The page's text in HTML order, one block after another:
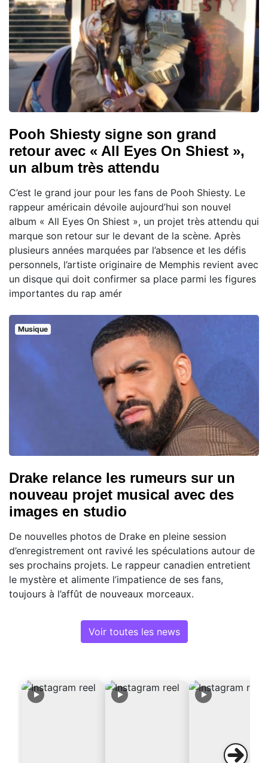
Pooh Shiesty signe son grand
retour avec « All Eyes On Shiest »,
un album très attendu
C’est le grand jour pour les fans de Pooh Shiesty. Le
rappeur américain dévoile aujourd’hui son nouvel
album « All Eyes On Shiest », un projet très attendu qui
marque son retour sur le devant de la scène. Après
plusieurs années marquées par l’absence et les défis
personnels, l’artiste originaire de Memphis revient avec
un disque qui doit confirmer sa place parmi les figures
importantes du rap amér
Musique
Drake relance les rumeurs sur un
nouveau projet musical avec des
images en studio
De nouvelles photos de Drake en pleine session
d’enregistrement ont ravivé les spéculations autour de
ses prochains projets. Le rappeur canadien entretient
le mystère et alimente l’impatience de ses fans,
toujours à l’affût de nouveaux morceaux.
Voir toutes les news